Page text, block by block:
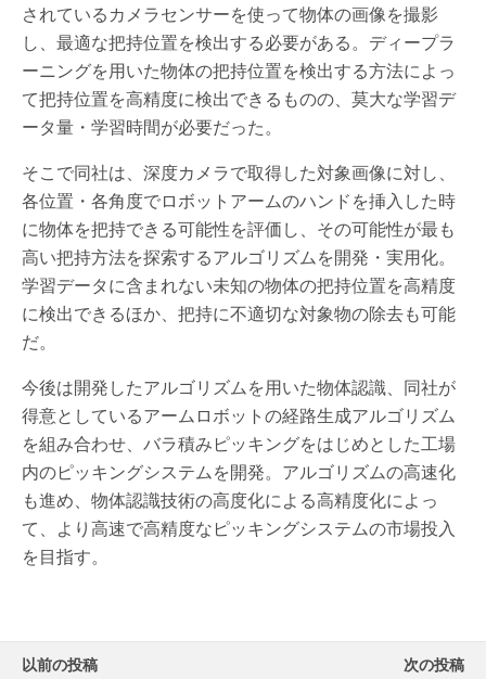
されているカメラセンサーを使って物体の画像を撮影
し、最適な把持位置を検出する必要がある。ディープラ
ーニングを用いた物体の把持位置を検出する方法によっ
て把持位置を高精度に検出できるものの、莫大な学習デ
ータ量・学習時間が必要だった。
そこで同社は、深度カメラで取得した対象画像に対し、
各位置・各角度でロボットアームのハンドを挿入した時
に物体を把持できる可能性を評価し、その可能性が最も
高い把持方法を探索するアルゴリズムを開発・実用化。
学習データに含まれない未知の物体の把持位置を高精度
に検出できるほか、把持に不適切な対象物の除去も可能
だ。
今後は開発したアルゴリズムを用いた物体認識、同社が
得意としているアームロボットの経路生成アルゴリズム
を組み合わせ、バラ積みピッキングをはじめとした工場
内のピッキングシステムを開発。アルゴリズムの高速化
も進め、物体認識技術の高度化による高精度化によっ
て、より高速で高精度なピッキングシステムの市場投入
を目指す。
以前の投稿 次の投稿